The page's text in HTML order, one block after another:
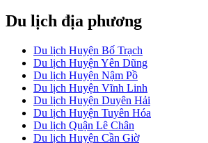
Du lịch địa phương
Du lịch Huyện Bố Trạch
Du lịch Huyện Yên Dũng
Du lịch Huyện Nậm Pồ
Du lịch Huyện Vĩnh Linh
Du lịch Huyện Duyên Hải
Du lịch Huyện Tuyên Hóa
Du lịch Quận Lê Chân
Du lịch Huyện Cần Giờ